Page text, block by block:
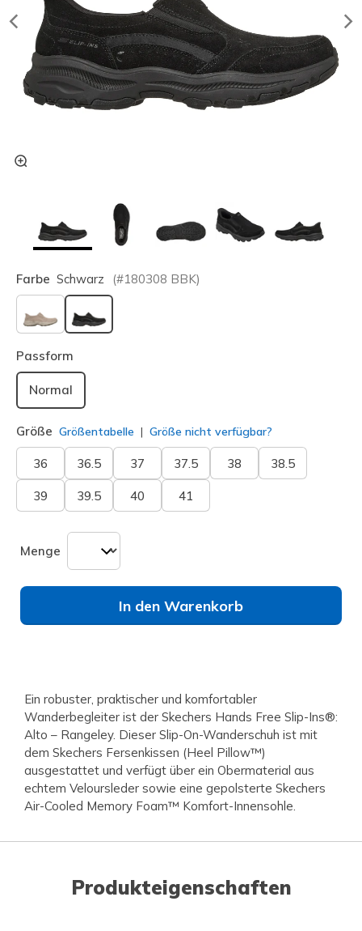
Farbe Schwarz (#180308 BBK)
ausgewählt
Passform
Normal
Größe Größentabelle Größe nicht verfügbar?
36 36.5 37 37.5 38 38.5
39 39.5 40 41
Menge
In den Warenkorb
Ein robuster, praktischer und komfortabler
Wanderbegleiter ist der Skechers Hands Free Slip-Ins®:
Alto – Rangeley. Dieser Slip-On-Wanderschuh ist mit
dem Skechers Fersenkissen (Heel Pillow™)
ausgestattet und verfügt über ein Obermaterial aus
echtem Veloursleder sowie eine gepolsterte Skechers
Air-Cooled Memory Foam™ Komfort-Innensohle.
Produkteigenschaften